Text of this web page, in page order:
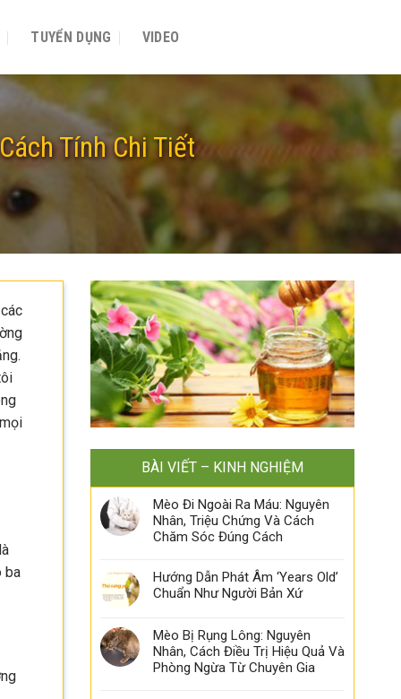
TUYỂN DỤNG VIDEO
Tính Chi Tiết
ba
BÀI VIẾT – KINH NGHIỆM
Mèo Đi Ngoài Ra Máu: Nguyên
Nhân, Triệu Chứng Và Cách
Chăm Sóc Đúng Cách
Hướng Dẫn Phát Âm ‘Years Old’
Chuẩn Như Người Bản Xứ
Mèo Bị Rụng Lông: Nguyên
Nhân, Cách Điều Trị Hiệu Quả Và
Phòng Ngừa Từ Chuyên Gia